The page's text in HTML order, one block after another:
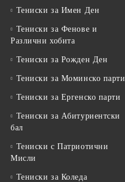
Тениски за Имен Ден
Тениски за Фенове и
Различни хобита
Тениски за Рожден Ден
Тениски за Mоминско парти
Тениски за Eргенско парти
Тениски за Aбитуриентски
бал
Тениски с Патриотични
Мисли
Тениски за Коледа